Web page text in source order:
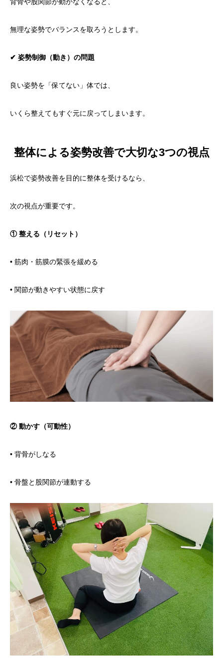
無理な姿勢でバランスを取ろうとします。
✔ 姿勢制御（動き）の問題
良い姿勢を「保てない」体では、
いくら整えてもすぐ元に戻ってしまいます。
整体による姿勢改善で大切な3つの視点
浜松で姿勢改善を目的に整体を受けるなら、
次の視点が重要です。
① 整える（リセット）
• 筋肉・筋膜の緊張を緩める
• 関節が動きやすい状態に戻す
② 動かす（可動性）
• 背骨がしなる
• 骨盤と股関節が連動する